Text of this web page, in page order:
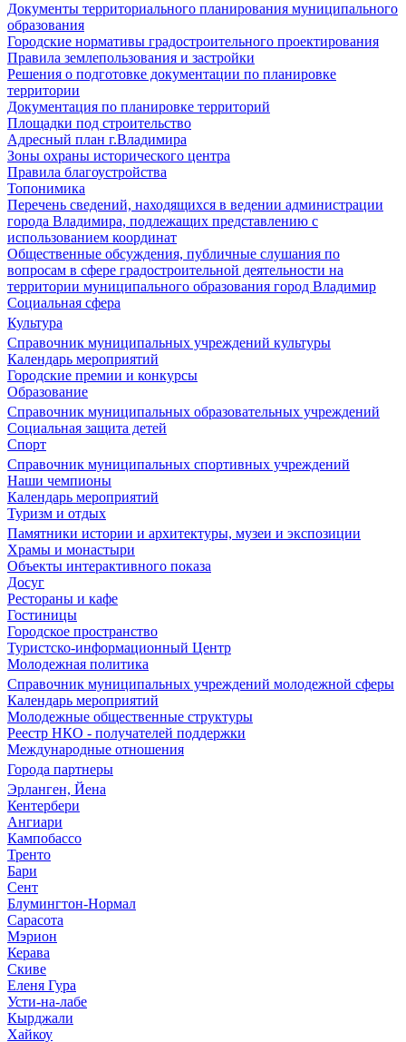
Документы территориального планирования муниципального
образования
Городские нормативы градостроительного проектирования
Правила землепользования и застройки
Решения о подготовке документации по планировке
территории
Документация по планировке территорий
Площадки под строительство
Адресный план г.Владимира
Зоны охраны исторического центра
Правила благоустройства
Топонимика
Перечень сведений, находящихся в ведении администрации
города Владимира, подлежащих представлению с
использованием координат
Общественные обсуждения, публичные слушания по
вопросам в сфере градостроительной деятельности на
территории муниципального образования город Владимир
Социальная сфера
Культура
Справочник муниципальных учреждений культуры
Календарь мероприятий
Городские премии и конкурсы
Образование
Справочник муниципальных образовательных учреждений
Социальная защита детей
Спорт
Справочник муниципальных спортивных учреждений
Наши чемпионы
Календарь мероприятий
Туризм и отдых
Памятники истории и архитектуры, музеи и экспозиции
Храмы и монастыри
Объекты интерактивного показа
Досуг
Рестораны и кафе
Гостиницы
Городское пространство
Туристско-информационный Центр
Молодежная политика
Справочник муниципальных учреждений молодежной сферы
Календарь мероприятий
Молодежные общественные структуры
Реестр НКО - получателей поддержки
Международные отношения
Города партнеры
Эрланген, Йена
Кентербери
Ангиари
Кампобассо
Тренто
Бари
Сент
Блумингтон-Нормал
Сарасота
Мэрион
Керава
Скиве
Еленя Гура
Усти-на-лабе
Кырджали
Хайкоу